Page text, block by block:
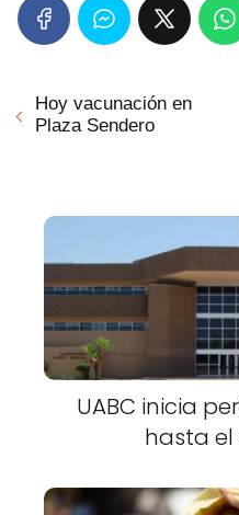
Hoy vacunación en
Plaza Sendero
UABC inicia
hasta el